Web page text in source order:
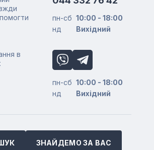
пн-сб 10:00 - 18:00
нд
Вихідний
в
пн-сб 10:00 - 18:00
нд
Вихідний
ЗНАЙДЕМО ЗА ВАС